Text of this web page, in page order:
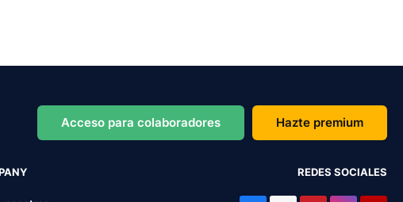
Acceso para colaboradores Hazte premium
REDES SOCIALES